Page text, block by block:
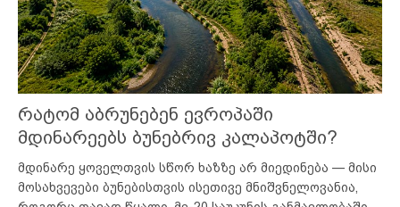
რატომ აბრუნებენ ევროპაში
მდინარეებს ბუნებრივ კალაპოტში?
მდინარე ყოველთვის სწორ ხაზზე არ მიედინება — მისი
მოსახვევები ბუნებისთვის ისეთივე მნიშვნელოვანია,